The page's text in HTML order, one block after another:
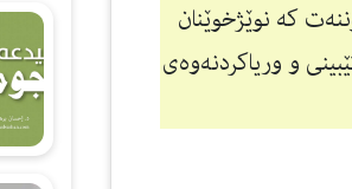
كە نوێژخوێنان
و وریاكردنەوەی